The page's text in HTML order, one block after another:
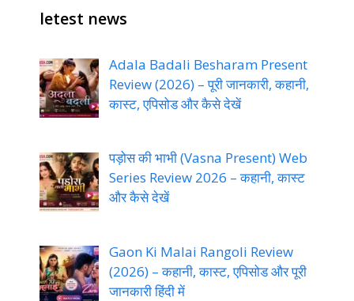
letest news
Adala Badali Besharam Present
Review (2026) – पूरी जानकारी, कहानी,
कास्ट, एपिसोड और कैसे देखें
पड़ोस की भाभी (Vasna Present) Web
Series Review 2026 – कहानी, कास्ट
और कैसे देखें
Gaon Ki Malai Rangoli Review
(2026) – कहानी, कास्ट, एपिसोड और पूरी
जानकारी हिंदी में